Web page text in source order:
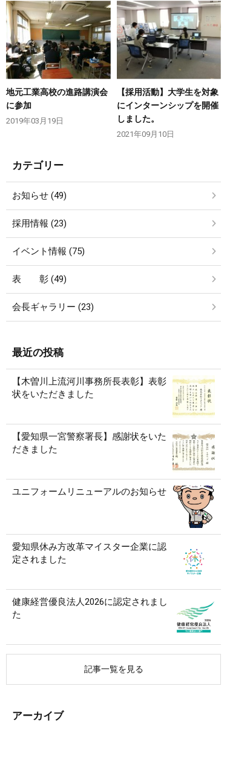
地元工業高校の進路講演会
に参加
2019年03月19日
【採用活動】大学生を対象
にインターンシップを開催
しました。
2021年09月10日
カテゴリー
お知らせ (49)
採用情報 (23)
イベント情報 (75)
表 彰 (49)
会長ギャラリー (23)
最近の投稿
【木曽川上流河川事務所長表彰】表彰
状をいただきました
【愛知県一宮警察署長】感謝状をいた
だきました
ユニフォームリニューアルのお知らせ
愛知県休み方改革マイスター企業に認
定されました
健康経営優良法人2026に認定されまし
た
記事一覧を見る
アーカイブ